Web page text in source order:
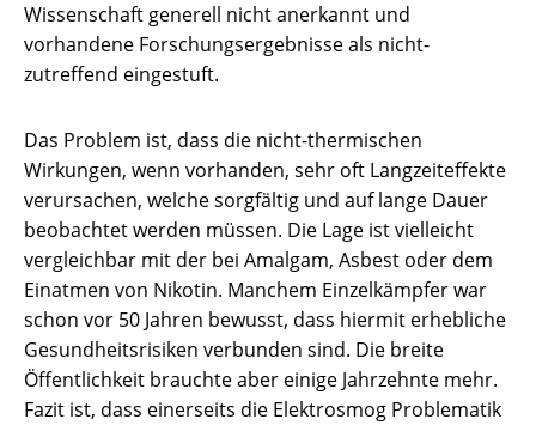
Wissenschaft generell nicht anerkannt und
vorhandene Forschungsergebnisse als nicht-
zutreffend eingestuft.
Das Problem ist, dass die nicht-thermischen
Wirkungen, wenn vorhanden, sehr oft Langzeiteffekte
verursachen, welche sorgfältig und auf lange Dauer
beobachtet werden müssen. Die Lage ist vielleicht
vergleichbar mit der bei Amalgam, Asbest oder dem
Einatmen von Nikotin. Manchem Einzelkämpfer war
schon vor 50 Jahren bewusst, dass hiermit erhebliche
Gesundheitsrisiken verbunden sind. Die breite
Öffentlichkeit brauchte aber einige Jahrzehnte mehr.
Fazit ist, dass einerseits die Elektrosmog Problematik